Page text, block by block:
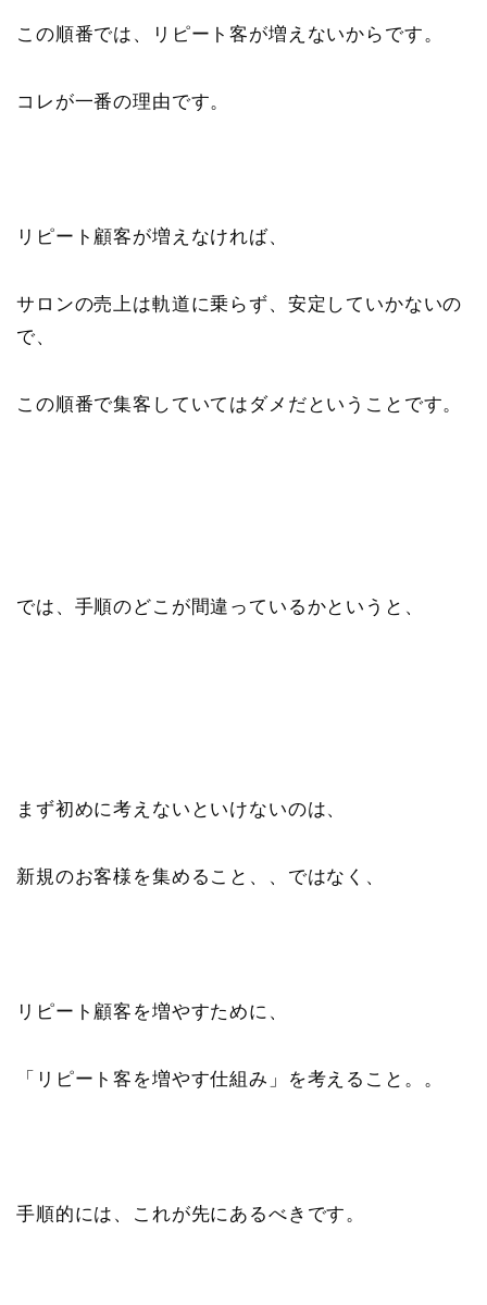
この順番では、リピート客が増えないからです。
コレが一番の理由です。
リピート顧客が増えなければ、
サロンの売上は軌道に乗らず、安定していかないの
で、
この順番で集客していてはダメだということです。
では、手順のどこが間違っているかというと、
まず初めに考えないといけないのは、
新規のお客様を集めること、、ではなく、
リピート顧客を増やすために、
「リピート客を増やす仕組み」を考えること。。
手順的には、これが先にあるべきです。